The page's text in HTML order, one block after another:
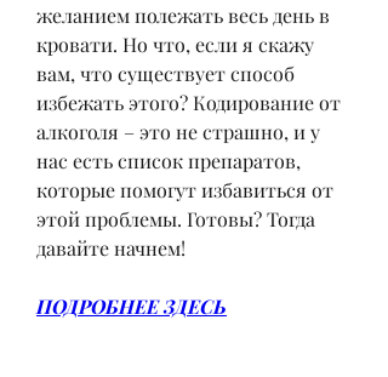
желанием полежать весь день в
кровати. Но что, если я скажу
вам, что существует способ
избежать этого? Кодирование от
алкоголя – это не страшно, и у
нас есть список препаратов,
которые помогут избавиться от
этой проблемы. Готовы? Тогда
давайте начнем!
ПОДРОБНЕЕ ЗДЕСЬ